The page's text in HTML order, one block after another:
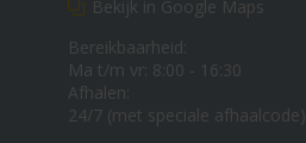
Bekijk in Google Maps
Bereikbaarheid:
Ma t/m vr: 8:00 - 16:30
Afhalen:
24/7 (met speciale afhaalcode)